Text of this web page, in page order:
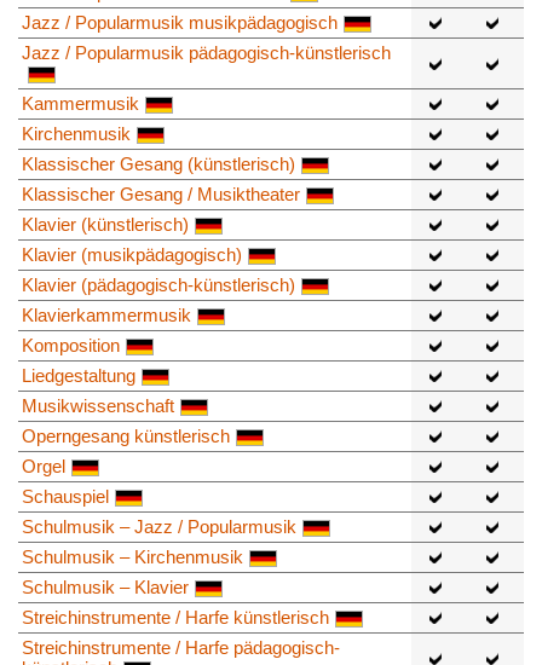
Jazz / Popularmusik musikpädagogisch
Jazz / Popularmusik pädagogisch-künstlerisch
Kammermusik
Kirchenmusik
Klassischer Gesang (künstlerisch)
Klassischer Gesang / Musiktheater
Klavier (künstlerisch)
Klavier (musikpädagogisch)
Klavier (pädagogisch-künstlerisch)
Klavierkammermusik
Komposition
Liedgestaltung
Musikwissenschaft
Operngesang künstlerisch
Orgel
Schauspiel
Schulmusik – Jazz / Popularmusik
Schulmusik – Kirchenmusik
Schulmusik – Klavier
Streichinstrumente / Harfe künstlerisch
Streichinstrumente / Harfe pädagogisch-